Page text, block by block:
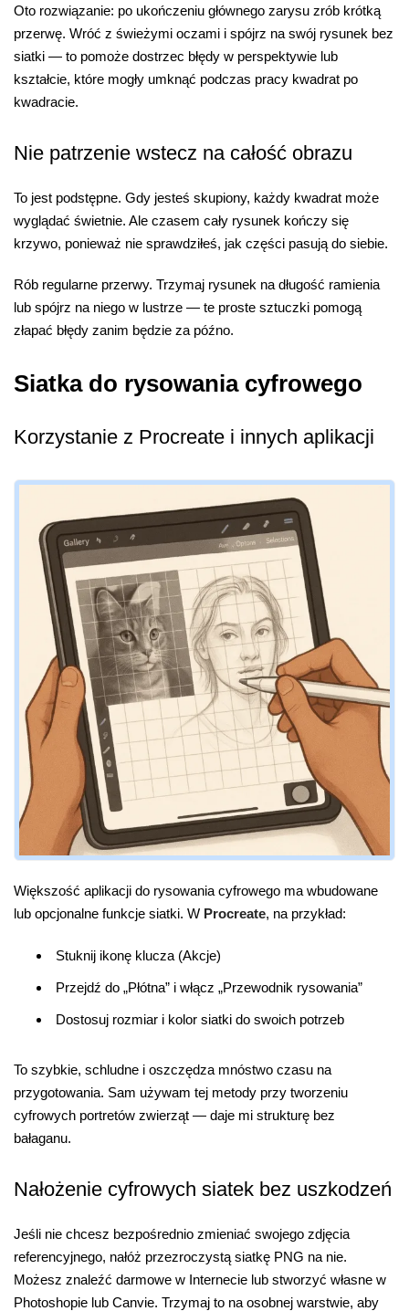
Oto rozwiązanie: po ukończeniu głównego zarysu zrób krótką
przerwę. Wróć z świeżymi oczami i spójrz na swój rysunek bez
siatki — to pomoże dostrzec błędy w perspektywie lub
kształcie, które mogły umknąć podczas pracy kwadrat po
kwadracie.
Nie patrzenie wstecz na całość obrazu
To jest podstępne. Gdy jesteś skupiony, każdy kwadrat może
wyglądać świetnie. Ale czasem cały rysunek kończy się
krzywo, ponieważ nie sprawdziłeś, jak części pasują do siebie.
Rób regularne przerwy. Trzymaj rysunek na długość ramienia
lub spójrz na niego w lustrze — te proste sztuczki pomogą
złapać błędy zanim będzie za późno.
Siatka do rysowania cyfrowego
Korzystanie z Procreate i innych aplikacji
Większość aplikacji do rysowania cyfrowego ma wbudowane
lub opcjonalne funkcje siatki. W Procreate, na przykład:
Stuknij ikonę klucza (Akcje)
Przejdź do „Płótna” i włącz „Przewodnik rysowania”
Dostosuj rozmiar i kolor siatki do swoich potrzeb
To szybkie, schludne i oszczędza mnóstwo czasu na
przygotowania. Sam używam tej metody przy tworzeniu
cyfrowych portretów zwierząt — daje mi strukturę bez
bałaganu.
Nałożenie cyfrowych siatek bez uszkodzeń
Jeśli nie chcesz bezpośrednio zmieniać swojego zdjęcia
referencyjnego, nałóż przezroczystą siatkę PNG na nie.
Możesz znaleźć darmowe w Internecie lub stworzyć własne w
Photoshopie lub Canvie. Trzymaj to na osobnej warstwie, aby